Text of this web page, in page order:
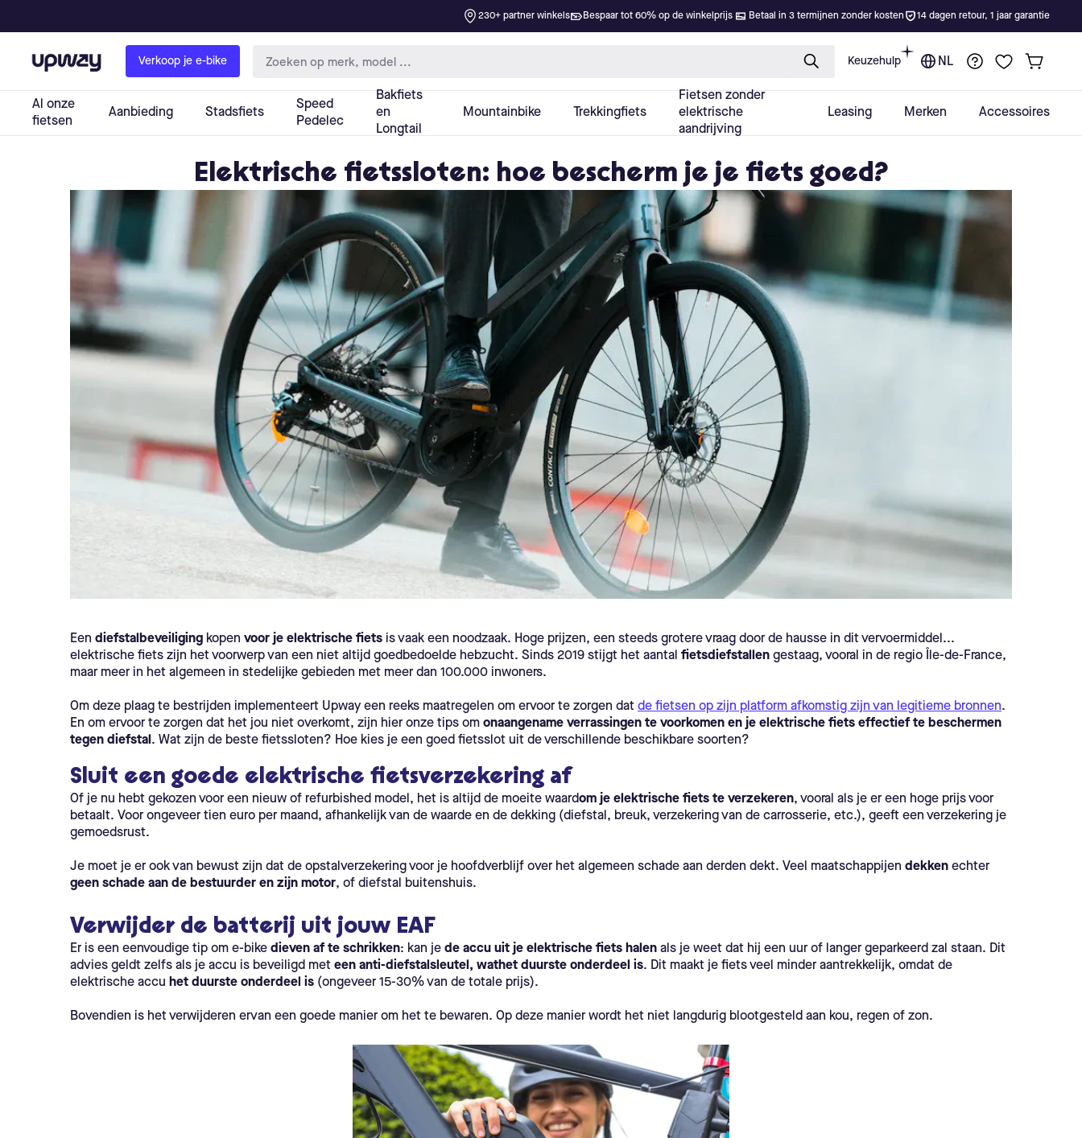
Elektrische fietssloten: hoe bescherm je je fiets goed?
Een diefstalbeveiliging kopen voor je elektrische fiets is vaak een noodzaak. Hoge prijzen, een steeds grotere vraag door de hausse in dit vervoermiddel...
elektrische fiets zijn het voorwerp van een niet altijd goedbedoelde hebzucht. Sinds 2019 stijgt het aantal fietsdiefstallen gestaag, vooral in de regio Île-de-France,
maar meer in het algemeen in stedelijke gebieden met meer dan 100.000 inwoners.
Om deze plaag te bestrijden implementeert Upway een reeks maatregelen om ervoor te zorgen dat de fietsen op zijn platform afkomstig zijn van legitieme bronnen.
En om ervoor te zorgen dat het jou niet overkomt, zijn hier onze tips om onaangename verrassingen te voorkomen en je elektrische fiets effectief te beschermen
tegen diefstal . Wat zijn de beste fietssloten? Hoe kies je een goed fietsslot uit de verschillende beschikbare soorten?
Sluit een goede elektrische fietsverzekering af
Of je nu hebt gekozen voor een nieuw of refurbished model, het is altijd de moeite waardom je elektrische fiets te verzekeren, vooral als je er een hoge prijs voor
betaalt. Voor ongeveer tien euro per maand, afhankelijk van de waarde en de dekking (diefstal, breuk, verzekering van de carrosserie, etc.), geeft een verzekering je
gemoedsrust.
Je moet je er ook van bewust zijn dat de opstalverzekering voor je hoofdverblijf over het algemeen schade aan derden dekt. Veel maatschappijen dekken echter
geen schade aan de bestuurder en zijn motor, of diefstal buitenshuis.
Verwijder de batterij uit jouw EAF
Er is een eenvoudige tip om e-bike dieven af te schrikken: kan je de accu uit je elektrische fiets halen als je weet dat hij een uur of langer geparkeerd zal staan. Dit
advies geldt zelfs als je accu is beveiligd met een anti-diefstalsleutel, wathet duurste onderdeel is. Dit maakt je fiets veel minder aantrekkelijk, omdat de
elektrische accu het duurste onderdeel is (ongeveer 15-30% van de totale prijs).
Bovendien is het verwijderen ervan een goede manier om het te bewaren. Op deze manier wordt het niet langdurig blootgesteld aan kou, regen of zon.